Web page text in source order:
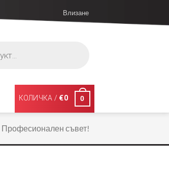
Влизане
КОЛИЧКА / €0 0
Професионален съвет!